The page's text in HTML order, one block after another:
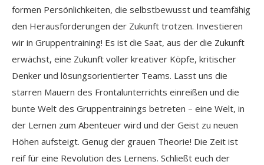
formen Persönlichkeiten, die selbstbewusst und teamfähig
den Herausforderungen der Zukunft trotzen. Investieren
wir in Gruppentraining! Es ist die Saat, aus der die Zukunft
erwächst, eine Zukunft voller kreativer Köpfe, kritischer
Denker und lösungsorientierter Teams. Lasst uns die
starren Mauern des Frontalunterrichts einreißen und die
bunte Welt des Gruppentrainings betreten – eine Welt, in
der Lernen zum Abenteuer wird und der Geist zu neuen
Höhen aufsteigt. Genug der grauen Theorie! Die Zeit ist
reif für eine Revolution des Lernens. Schließt euch der